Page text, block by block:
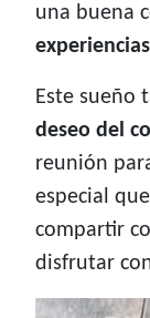
una buena
experiencias
Este sueño
deseo del
reunión
especial
compartir
disfrutar